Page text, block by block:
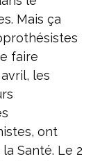
Mais ça
faire
les
ont
Santé. Le 2